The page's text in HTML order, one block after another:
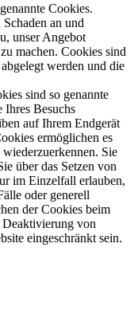
Cookies.
an und
unser Angebot
machen. Cookies sind
werden und die
sind so genannte
Ihres Besuchs
auf Ihrem Endgerät
ermöglichen es
Sie
über das Setzen von
im Einzelfall erlauben,
oder generell
der Cookies beim
von
eingeschränkt sein.